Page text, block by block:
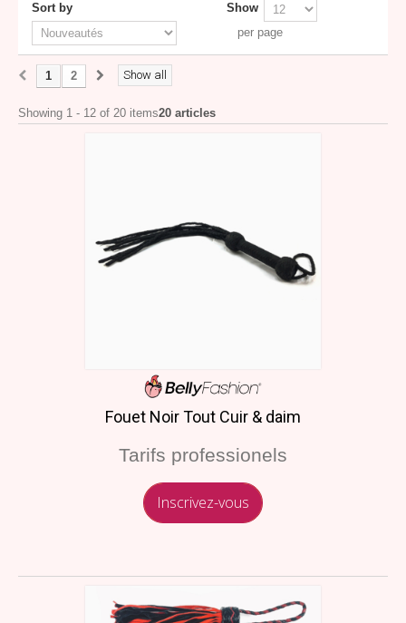
Sort by
Show
per page
Show all
1 2
Showing 1 - 12 of 20 items20 articles
Fouet Noir Tout Cuir & daim
Tarifs professionels
Inscrivez-vous